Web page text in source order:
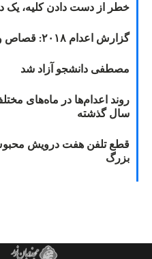
خطر از دست دادن کلیه، یک
گزارش اعدام ۲۰۱۸: قصاص و بخشش
مصطفی دانشجو آزاد شد
سال گذشته
قطع تلفن هفت درویش
بزرگ